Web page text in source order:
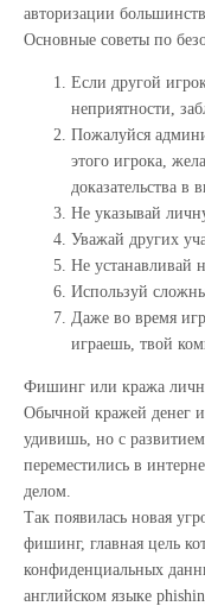
авторизации
Основные советы по
Если другой
неприятности,
Пожалуйся
этого игрока,
доказательства в
Не указывай
Уважай других
Не устанавливай
Используй
Даже во время
играешь, твой
Фишинг или кража
Обычной кражей денег
удивишь, но с
переместились в
делом.
Так появилась новая
фишинг, главная цель
конфиденциальных
английском языке